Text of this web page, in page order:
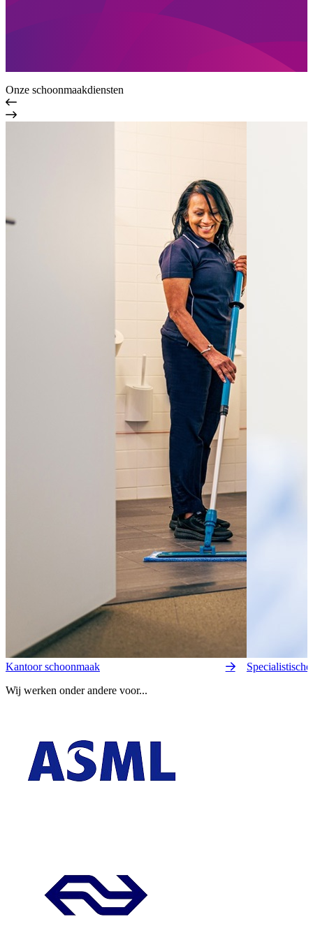
Onze schoonmaakdiensten
Kantoor schoonmaak
Wij werken onder andere voor...